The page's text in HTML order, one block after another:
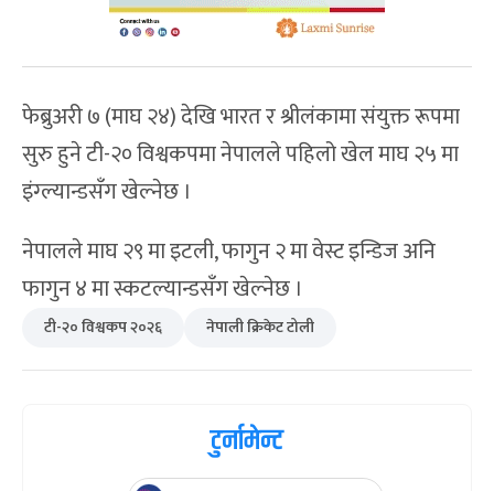
फेब्रुअरी ७ (माघ २४) देखि भारत र श्रीलंकामा संयुक्त रूपमा
सुरु हुने टी-२० विश्वकपमा नेपालले पहिलो खेल माघ २५ मा
इंग्ल्यान्डसँग खेल्नेछ ।
नेपालले माघ २९ मा इटली, फागुन २ मा वेस्ट इन्डिज अनि
फागुन ४ मा स्कटल्यान्डसँग खेल्नेछ ।
टी-२० विश्वकप २०२६ नेपाली क्रिकेट टोली
टुर्नामेन्ट